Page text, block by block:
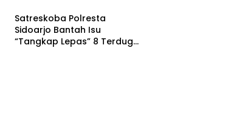
Satreskoba Polresta
Sidoarjo Bantah Isu
“Tangkap Lepas” 8 Terduga